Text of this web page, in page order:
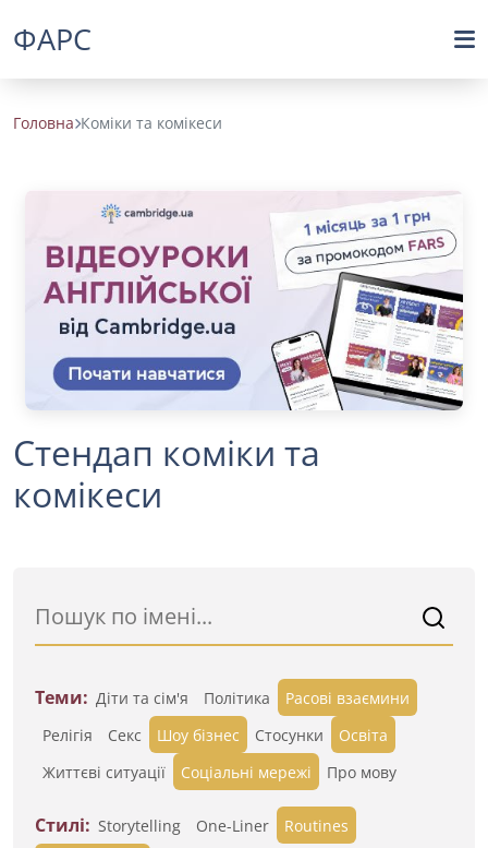
ФАРС
Головна Коміки та комікеси
Стендап коміки та
комікеси
Теми: Діти та сім'я Політика
Расові взаємини
Релігія
Секс Шоу бізнес Стосунки
Освіта
Життєві ситуації
Cоціальні мережі Про мову
Стилі: Storytelling One-Liner
Routines